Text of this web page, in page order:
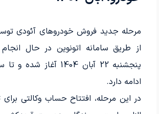
مرحله جدید فروش خودروهای آئودی
از طریق سامانه اتونوین در حال
ادامه دارد.
در این مرحله، افتتاح حساب وکالتی